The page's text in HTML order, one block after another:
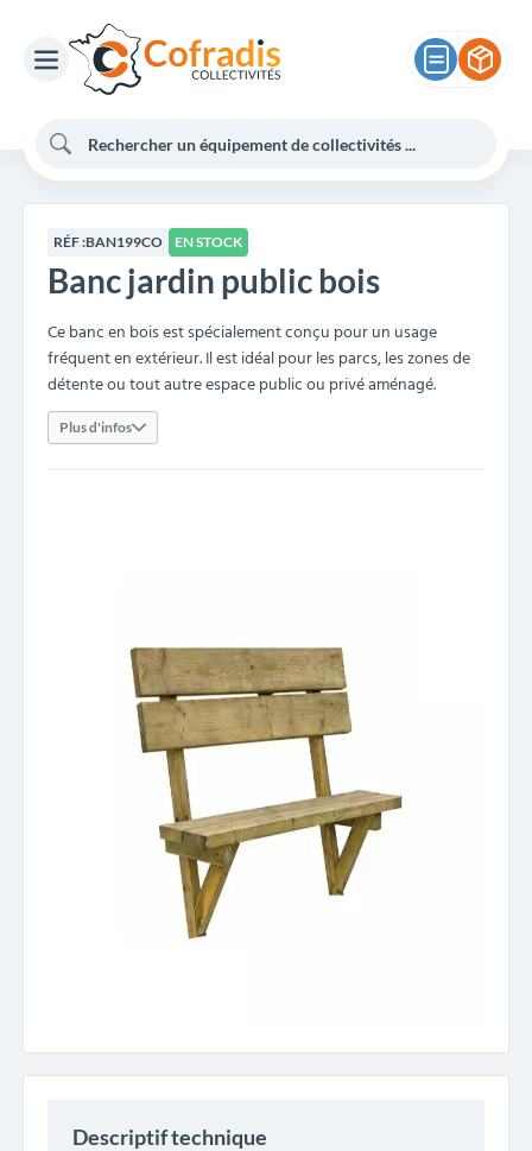
RÉF :BAN199CO EN STOCK
Banc jardin public bois
Ce banc en bois est spécialement conçu pour un usage
fréquent en extérieur. Il est idéal pour les parcs, les zones de
détente ou tout autre espace public ou privé aménagé.
Plus d'infos
Descriptif technique